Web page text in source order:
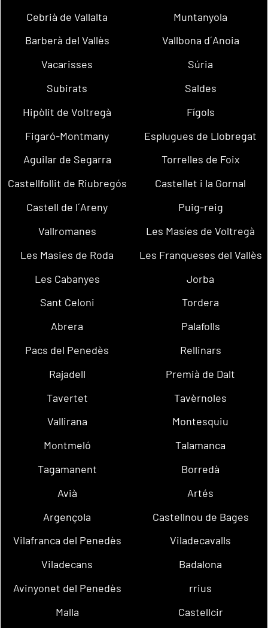
Cebrià de Vallalta
Muntanyola
Barberà del Vallès
Vallbona d´Anoia
Vacarisses
Súria
Subirats
Saldes
Hipòlit de Voltregà
Fígols
Figaró-Montmany
Esplugues de Llobregat
Aguilar de Segarra
Torrelles de Foix
Castellfollit de Riubregós
Castellet i la Gornal
Castell de l´Areny
Puig-reig
Vallromanes
Les Masíes de Voltregà
Les Masies de Roda
Les Franqueses del Vallès
Les Cabanyes
Jorba
Sant Celoni
Tordera
Abrera
Palafolls
Pacs del Penedès
Rellinars
Rajadell
Premià de Dalt
Tavertet
Tavèrnoles
Vallirana
Montesquiu
Montmeló
Talamanca
Tagamanent
Borredà
Avià
Artés
Argençola
Castellnou de Bages
Vilafranca del Penedès
Viladecavalls
Viladecans
Badalona
Avinyonet del Penedès
rrius
Malla
Castellcir